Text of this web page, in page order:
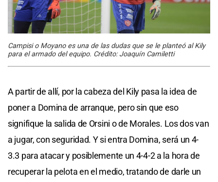
Campisi o Moyano es una de las dudas que se le planteó al Kily
para el armado del equipo. Crédito: Joaquín Camiletti
A partir de allí, por la cabeza del Kily pasa la idea de
poner a Domina de arranque, pero sin que eso
signifique la salida de Orsini o de Morales. Los dos van
a jugar, con seguridad. Y si entra Domina, será un 4-
3.3 para atacar y posiblemente un 4-4-2 a la hora de
recuperar la pelota en el medio, tratando de darle un